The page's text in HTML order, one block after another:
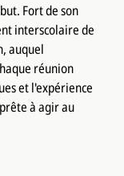
Fort de son
interscolaire de
auquel
réunion
et l'expérience
à agir au